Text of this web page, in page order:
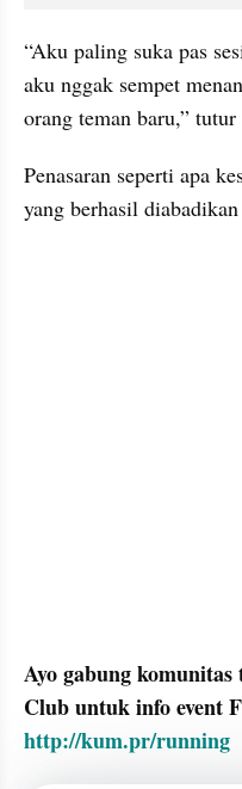
“Aku paling suka pas
aku nggak sempet
orang teman baru,” tutur
Penasaran seperti apa
yang berhasil
Ayo gabung
http://kum.pr/running